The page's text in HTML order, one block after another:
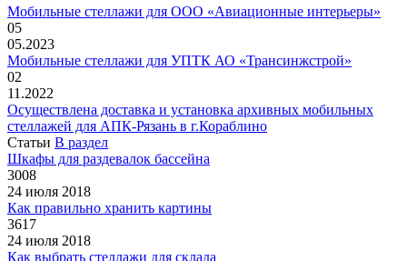
Мобильные стеллажи для ООО «Авиационные интерьеры»
05
05.2023
Мобильные стеллажи для УПТК АО «Трансинжстрой»
02
11.2022
Осуществлена доставка и установка архивных мобильных
стеллажей для АПК-Рязань в г.Кораблино
Статьи В раздел
Шкафы для раздевалок бассейна
3008
24 июля 2018
Как правильно хранить картины
3617
24 июля 2018
Как выбрать стеллажи для склада